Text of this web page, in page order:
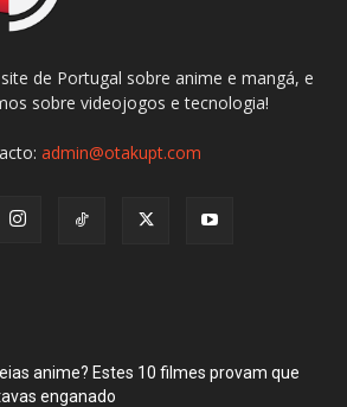
de Portugal sobre anime e mangá, e
sobre videojogos e tecnologia!
admin@otakupt.com
anime? Estes 10 filmes provam que
enganado